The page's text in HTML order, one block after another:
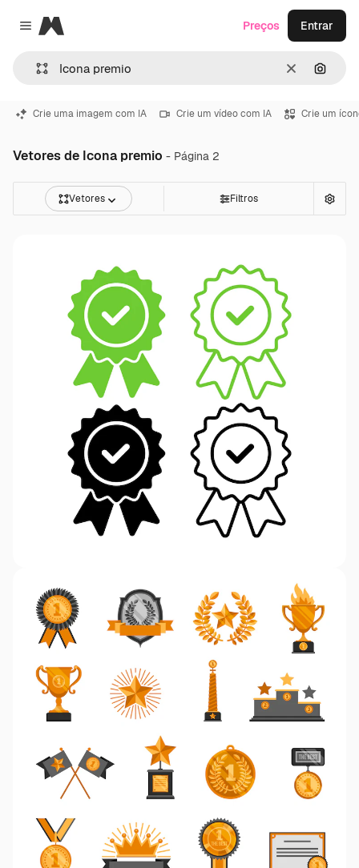
Close menu
Magnific
Limpar
Preços Entrar
Crie uma imagem com IA Crie um vídeo com IA Crie um
Vetores de Icona premio - Página 2
Vetores Filtros